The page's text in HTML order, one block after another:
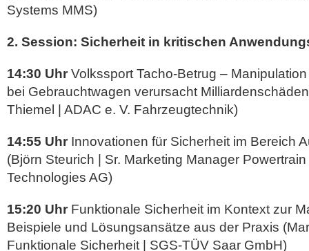
Systems MMS)
2. Session: Sicherheit in kritischen
14:30 Uhr Volkssport Tacho-Betrug –
bei Gebrauchtwagen verursacht
Thiemel | ADAC e. V. Fahrzeugtechnik)
14:55 Uhr Innovationen für Sicherheit im Bereich
(Björn Steurich | Sr. Marketing Manager
Technologies AG)
15:20 Uhr Funktionale Sicherheit im Kontext zur
Beispiele und Lösungsansätze aus der Praxis
Funktionale Sicherheit | SGS-TÜV Saar GmbH)